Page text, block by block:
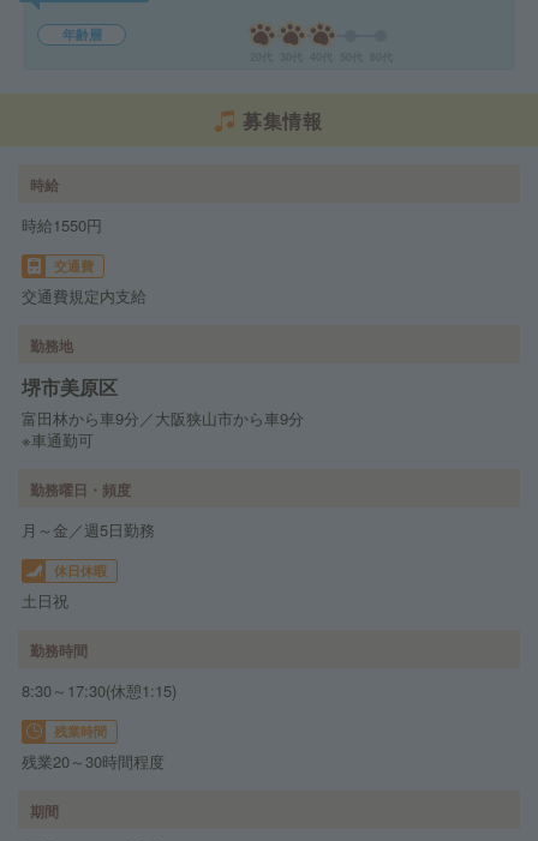
年齢層
募集情報
時給
時給1550円
交通費
交通費規定内支給
勤務地
堺市美原区
富田林から車9分／大阪狭山市から車9分
※車通勤可
勤務曜日・頻度
月～金／週5日勤務
休日休暇
土日祝
勤務時間
8:30～17:30(休憩1:15)
残業時間
残業20～30時間程度
期間